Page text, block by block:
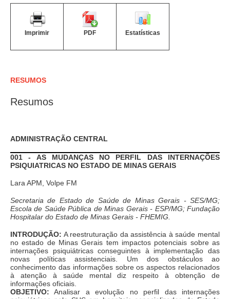
Imprimir PDF Estatísticas
RESUMOS
Resumos
ADMINISTRAÇÃO CENTRAL
001 - AS MUDANÇAS NO PERFIL DAS INTERNAÇÕES
PSIQUIATRICAS NO ESTADO DE MINAS GERAIS
Lara APM, Volpe FM
Secretaria de Estado de Saúde de Minas Gerais - SES/MG;
Escola de Saúde Pública de Minas Gerais - ESP/MG; Fundação
Hospitalar do Estado de Minas Gerais - FHEMIG.
INTRODUÇÃO: A reestruturação da assistência à saúde mental
no estado de Minas Gerais tem impactos potenciais sobre as
internações psiquiátricas conseguintes à implementação das
novas políticas assistenciais. Um dos obstáculos ao
conhecimento das informações sobre os aspectos relacionados
à atenção à saúde mental diz respeito à obtenção de
informações oficiais.
OBJETIVO: Analisar a evolução no perfil das internações